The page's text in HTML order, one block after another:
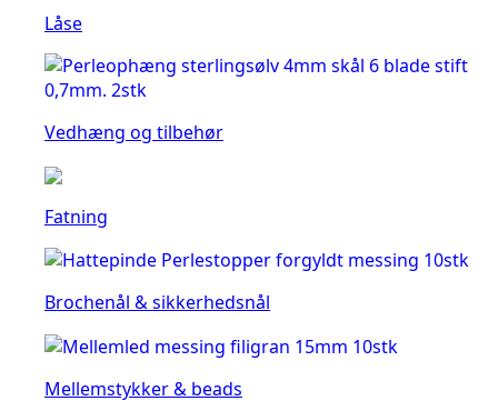
Låse
Vedhæng og tilbehør
Fatning
Brochenål & sikkerhedsnål
Mellemstykker & beads